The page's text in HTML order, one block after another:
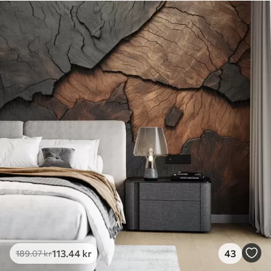
189.07kr113.44 kr 43